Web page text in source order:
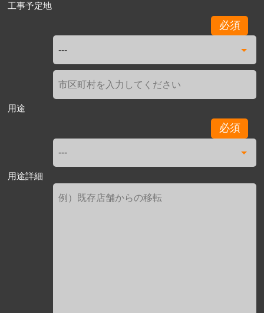
工事予定地
必須
用途
必須
用途詳細